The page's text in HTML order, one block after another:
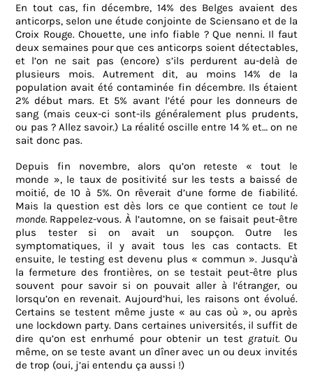
En tout cas, fin décembre, 14% des Belges avaient des
anticorps, selon une étude conjointe de Sciensano et de la
Croix Rouge. Chouette, une info fiable ? Que nenni. Il faut
deux semaines pour que ces anticorps soient détectables,
et l’on ne sait pas (encore) s’ils perdurent au-delà de
plusieurs mois. Autrement dit, au moins 14% de la
population avait été contaminée fin décembre. Ils étaient
2% début mars. Et 5% avant l’été pour les donneurs de
sang (mais ceux-ci sont-ils généralement plus prudents,
ou pas ? Allez savoir.) La réalité oscille entre 14 % et… on ne
sait donc pas.
Depuis fin novembre, alors qu’on reteste « tout le
monde », le taux de positivité sur les tests a baissé de
moitié, de 10 à 5%. On rêverait d’une forme de fiabilité.
Mais la question est dès lors ce que contient ce tout le
monde. Rappelez-vous. À l’automne, on se faisait peut-être
plus tester si on avait un soupçon. Outre les
symptomatiques, il y avait tous les cas contacts. Et
ensuite, le testing est devenu plus « commun ». Jusqu’à
la fermeture des frontières, on se testait peut-être plus
souvent pour savoir si on pouvait aller à l’étranger, ou
lorsqu’on en revenait. Aujourd’hui, les raisons ont évolué.
Certains se testent même juste « au cas où », ou après
une lockdown party. Dans certaines universités, il suffit de
dire qu’on est enrhumé pour obtenir un test gratuit. Ou
même, on se teste avant un dîner avec un ou deux invités
de trop (oui, j’ai entendu ça aussi !)